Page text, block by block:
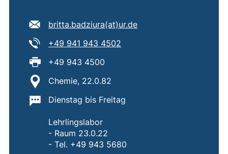
E-Mail Adresse:
britta.badziura​(at)​ur.de(öffnet Ihr E-Mail-
Tel:
+49 941 943 4502
Fax:
+49 943 4500
Standort:
Chemie, 22.0.82
Wichtige Informationen:
Dienstag bis Freitag
Lehrlingslabor
- Raum 23.0.22
- Tel. +49 943 5680